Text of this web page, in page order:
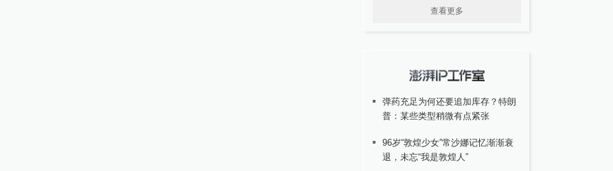
查看更多
弹药充足为何还要追加库存？特朗
普：某些类型稍微有点紧张
96岁“敦煌少女”常沙娜记忆渐渐衰
退，未忘“我是敦煌人”